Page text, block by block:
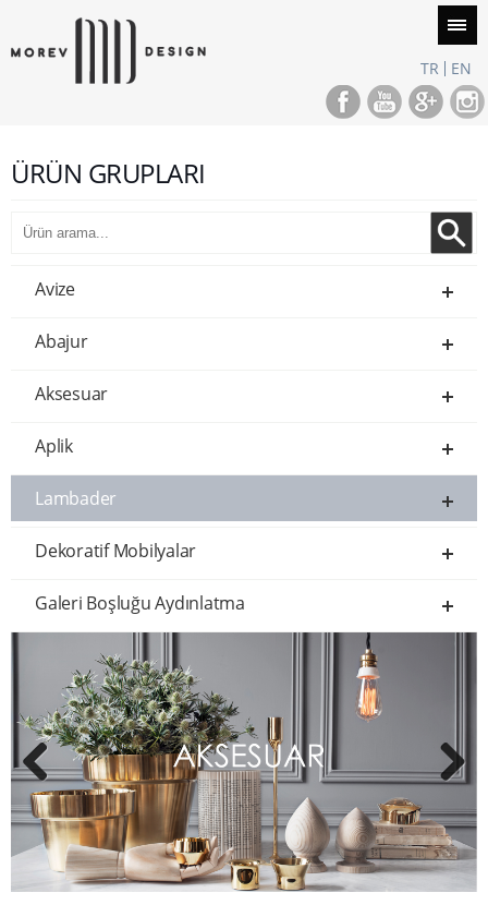
TR EN
ÜRÜN GRUPLARI
Avize
Abajur
Aksesuar
Aplik
Lambader
Dekoratif Mobilyalar
Galeri Boşluğu Aydınlatma
Previous